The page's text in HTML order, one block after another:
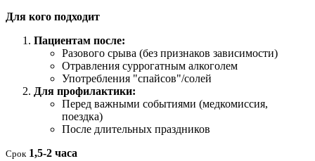
Для кого подходит
Пациентам после:
Разового срыва (без признаков зависимости)
Отравления суррогатным алкоголем
Употребления "спайсов"/солей
Для профилактики:
Перед важными событиями (медкомиссия,
поездка)
После длительных праздников
Срок 1,5-2 часа